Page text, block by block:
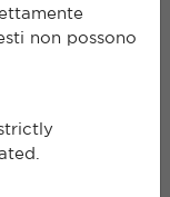
pour vous
non possono